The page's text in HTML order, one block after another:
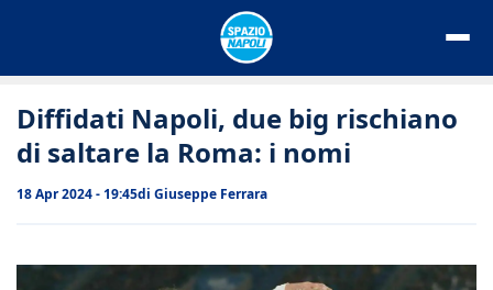
Diffidati Napoli, due big rischiano
di saltare la Roma: i nomi
18 Apr 2024 - 19:45di Giuseppe Ferrara